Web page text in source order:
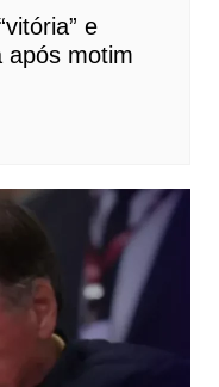
e
após motim